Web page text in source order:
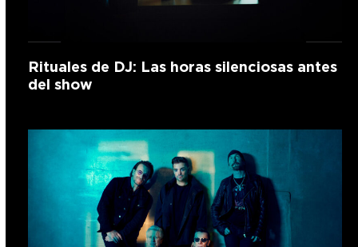
Rituales de DJ: Las horas silenciosas antes
del show